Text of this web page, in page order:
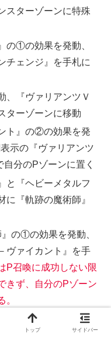
スターゾーンに特殊
の①の効果を発動、
チェンジ』を手札に
、『ヴァリアンツＶ
ターゾーンに移動
ト』の②の効果を発
示の『ヴァリアンツ
分のPゾーンに置く
と『ヘビーメタルフ
に『軌跡の魔術師』
の①の効果を発動、
ヴァイカント』を手
P召喚に成功しない限
きず、自分のPゾーン
。
ト』をPゾーンで発動
トップ サイドバー